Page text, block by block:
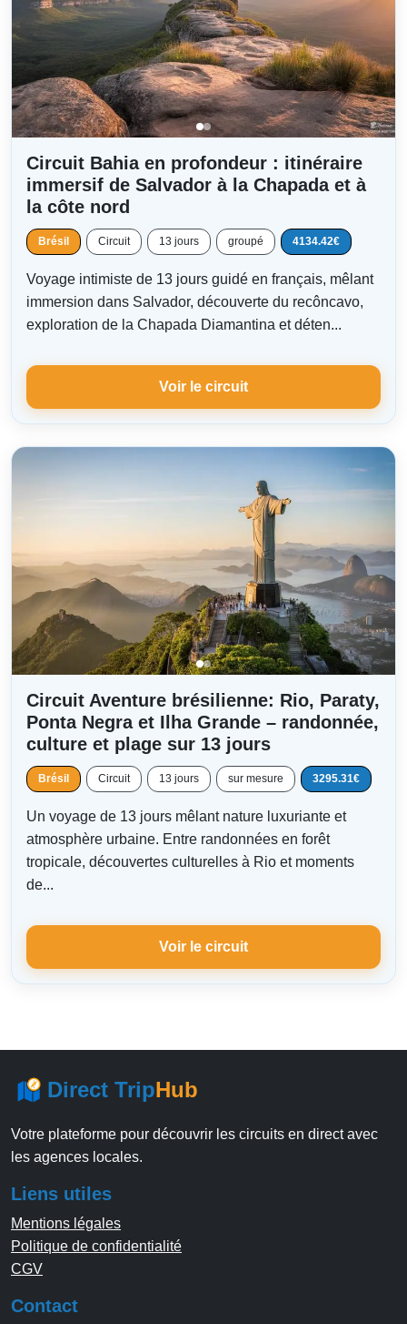
Circuit Bahia en profondeur : itinéraire
immersif de Salvador à la Chapada et à
la côte nord
Brésil Circuit 13 jours groupé 4134.42€
Voyage intimiste de 13 jours guidé en français, mêlant
immersion dans Salvador, découverte du recôncavo,
exploration de la Chapada Diamantina et déten...
Voir le circuit
Circuit Aventure brésilienne: Rio, Paraty,
Ponta Negra et Ilha Grande – randonnée,
culture et plage sur 13 jours
Brésil Circuit 13 jours sur mesure 3295.31€
Un voyage de 13 jours mêlant nature luxuriante et
atmosphère urbaine. Entre randonnées en forêt
tropicale, découvertes culturelles à Rio et moments
de...
Voir le circuit
Direct TripHub
Votre plateforme pour découvrir les circuits en direct avec
les agences locales.
Liens utiles
Mentions légales
Politique de confidentialité
CGV
Contact